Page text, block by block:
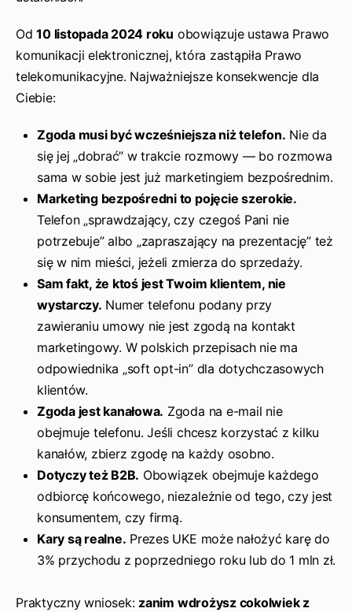
Od10 listopada 2024 roku obowiązuje ustawa Prawo
komunikacji elektronicznej, która zastąpiła Prawo
telekomunikacyjne. Najważniejsze konsekwencje dla
Ciebie:
Zgoda musi być wcześniejsza niż telefon. Nie da
się jej „dobrać” w trakcie rozmowy — bo rozmowa
sama w sobie jest już marketingiem bezpośrednim.
Marketing bezpośredni to pojęcie szerokie.
Telefon „sprawdzający, czy czegoś Pani nie
potrzebuje” albo „zapraszający na prezentację” też
się w nim mieści, jeżeli zmierza do sprzedaży.
Sam fakt, że ktoś jest Twoim klientem, nie
wystarczy. Numer telefonu podany przy
zawieraniu umowy nie jest zgodą na kontakt
marketingowy. W polskich przepisach nie ma
odpowiednika „soft opt-in” dla dotychczasowych
klientów.
Zgoda jest kanałowa. Zgoda na e-mail nie
obejmuje telefonu. Jeśli chcesz korzystać z kilku
kanałów, zbierz zgodę na każdy osobno.
Dotyczy też B2B. Obowiązek obejmuje każdego
odbiorcę końcowego, niezależnie od tego, czy jest
konsumentem, czy firmą.
Kary są realne. Prezes UKE może nałożyć karę do
3% przychodu z poprzedniego roku lub do 1 mln zł.
Praktyczny wniosek: zanim wdrożysz cokolwiek z